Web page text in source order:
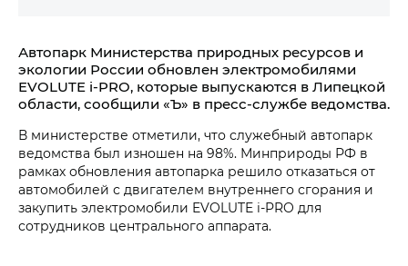
Автопарк Министерства природных ресурсов и
экологии России обновлен электромобилями
EVOLUTE i‑PRO, которые выпускаются в Липецкой
области, сообщили «Ъ» в пресс-службе ведомства.
В министерстве отметили, что служебный автопарк
ведомства был изношен на 98%. Минприроды РФ в
рамках обновления автопарка решило отказаться от
автомобилей с двигателем внутреннего сгорания и
закупить электромобили EVOLUTE i‑PRO для
сотрудников центрального аппарата.